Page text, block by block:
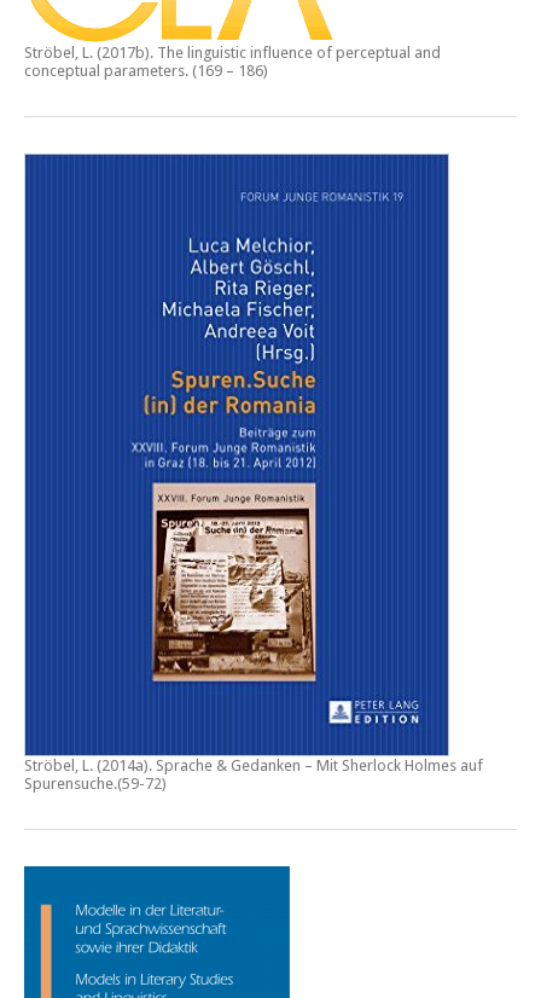
Ströbel, L. (2017b). The linguistic influence of perceptual and
conceptual parameters. (169 – 186)
Ströbel, L. (2014a). Sprache & Gedanken – Mit Sherlock Holmes auf
Spurensuche.(59-72)